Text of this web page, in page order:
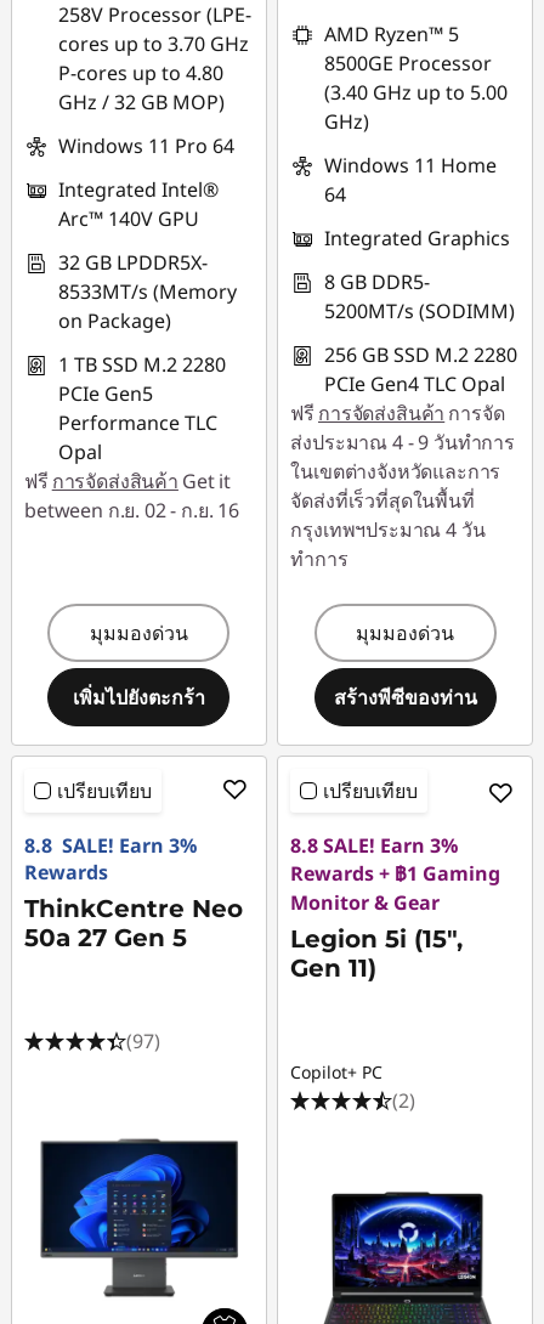
*Savings cannot be
combined
ใช้ eCoupon :
THINKSPECIALTH
258V Processor (LPE-
cores up to 3.70 GHz
P-cores up to 4.80
GHz / 32 GB MOP)
Windows 11 Pro 64
Integrated Intel®
Arc™ 140V GPU
32 GB LPDDR5X-
8533MT/s (Memory
on Package)
1 TB SSD M.2 2280
PCIe Gen5
Performance TLC
Opal
ฟรี การจัดส่งสินค้า Get it
between ก.ย. 02 - ก.ย. 16
มุมมองด่วน
เพิ่มไปยังตะกร้า
AMD Ryzen™ 5
8500GE Processor
(3.40 GHz up to 5.00
GHz)
Windows 11 Home
64
Integrated Graphics
8 GB DDR5-
5200MT/s (SODIMM)
256 GB SSD M.2 2280
PCIe Gen4 TLC Opal
ฟรี การจัดส่งสินค้า การจัด
ส่งประมาณ 4 - 9 วันทำการ
ในเขตต่างจังหวัดและการ
จัดส่งที่เร็วที่สุดในพื้นที่
กรุงเทพฯประมาณ 4 วัน
ทำการ
มุมมองด่วน
สร้างพีซีของท่าน
เปรียบเทียบ
8.8 SALE! Earn 3%
Rewards
ThinkCentre Neo
50a 27 Gen 5
(97)
เปรียบเทียบ
8.8 SALE! Earn 3%
Rewards + ฿1 Gaming
Monitor & Gear
Legion 5i (15",
Gen 11)
Copilot+ PC
(2)